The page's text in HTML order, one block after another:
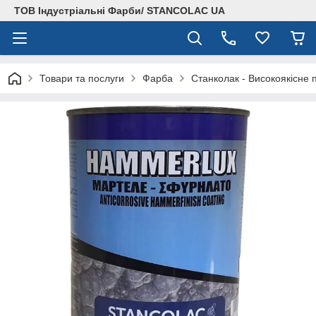
ТОВ Індустріальні Фарби/ STANCOLAC UA
Товари та послуги Фарба Станколак - Високоякісне